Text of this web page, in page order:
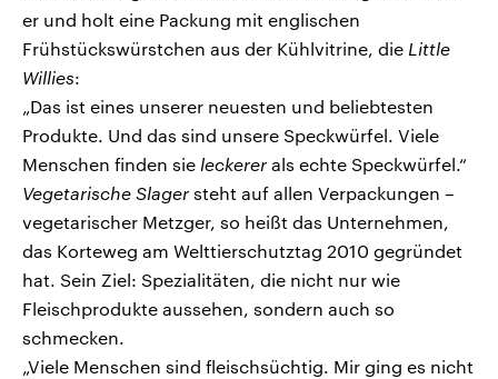
er und holt eine Packung mit englischen
Frühstückswürstchen aus der Kühlvitrine, die Little
Willies:
„Das ist eines unserer neuesten und beliebtesten
Produkte. Und das sind unsere Speckwürfel. Viele
Menschen finden sie leckerer als echte Speckwürfel.“
Vegetarische Slager steht auf allen Verpackungen –
vegetarischer Metzger, so heißt das Unternehmen,
das Korteweg am Welttierschutztag 2010 gegründet
hat. Sein Ziel: Spezialitäten, die nicht nur wie
Fleischprodukte aussehen, sondern auch so
schmecken.
„Viele Menschen sind fleischsüchtig. Mir ging es nicht